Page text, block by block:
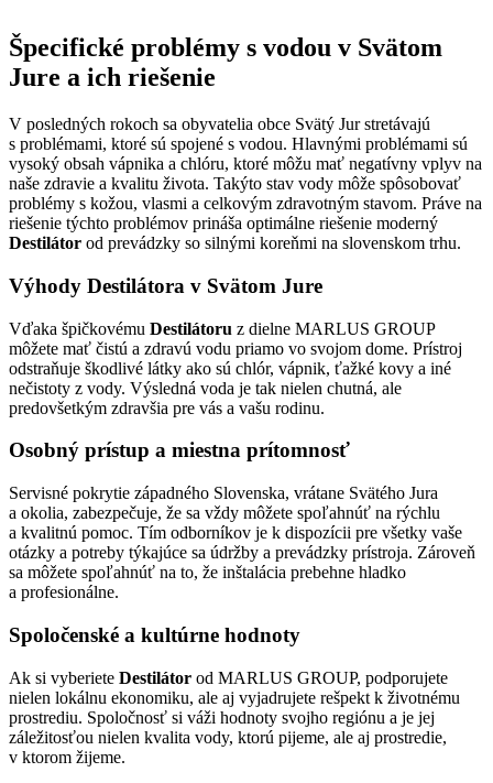
Špecifické problémy s vodou v Svätom
Jure a ich riešenie
V posledných rokoch sa obyvatelia obce Svätý Jur stretávajú
s problémami, ktoré sú spojené s vodou. Hlavnými problémami sú
vysoký obsah vápnika a chlóru, ktoré môžu mať negatívny vplyv na
naše zdravie a kvalitu života. Takýto stav vody môže spôsobovať
problémy s kožou, vlasmi a celkovým zdravotným stavom. Práve na
riešenie týchto problémov prináša optimálne riešenie moderný
Destilátor od prevádzky so silnými koreňmi na slovenskom trhu.
Výhody Destilátora v Svätom Jure
Vďaka špičkovému Destilátoru z dielne MARLUS GROUP
môžete mať čistú a zdravú vodu priamo vo svojom dome. Prístroj
odstraňuje škodlivé látky ako sú chlór, vápnik, ťažké kovy a iné
nečistoty z vody. Výsledná voda je tak nielen chutná, ale
predovšetkým zdravšia pre vás a vašu rodinu.
Osobný prístup a miestna prítomnosť
Servisné pokrytie západného Slovenska, vrátane Svätého Jura
a okolia, zabezpečuje, že sa vždy môžete spoľahnúť na rýchlu
a kvalitnú pomoc. Tím odborníkov je k dispozícii pre všetky vaše
otázky a potreby týkajúce sa údržby a prevádzky prístroja. Zároveň
sa môžete spoľahnúť na to, že inštalácia prebehne hladko
a profesionálne.
Spoločenské a kultúrne hodnoty
Ak si vyberiete Destilátor od MARLUS GROUP, podporujete
nielen lokálnu ekonomiku, ale aj vyjadrujete rešpekt k životnému
prostrediu. Spoločnosť si váži hodnoty svojho regiónu a je jej
záležitosťou nielen kvalita vody, ktorú pijeme, ale aj prostredie,
v ktorom žijeme.